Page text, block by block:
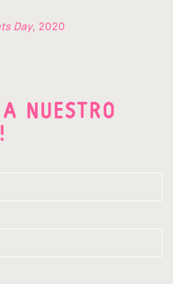
Day, 2020
NUESTRO